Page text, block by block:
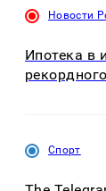
Новости
Ипотека в
Спорт